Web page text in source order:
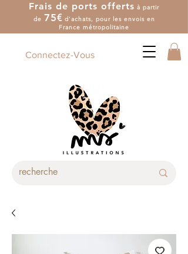
Frais de ports offerts à partir
de 75€ d'achats, pour les envois en
France métropolitaine
Connectez-Vous